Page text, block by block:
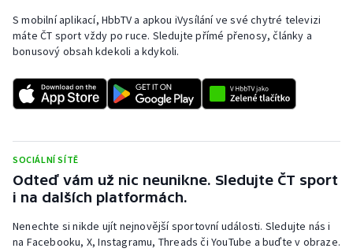
S mobilní aplikací, HbbTV a apkou iVysílání ve své chytré televizi
máte ČT sport vždy po ruce. Sledujte přímé přenosy, články a
bonusový obsah kdekoli a kdykoli.
SOCIÁLNÍ SÍTĚ
Odteď vám už nic neunikne. Sledujte ČT sport
i na dalších platformách.
Nenechte si nikde ujít nejnovější sportovní události. Sledujte nás i
na Facebooku, X, Instagramu, Threads či YouTube a buďte v obraze.